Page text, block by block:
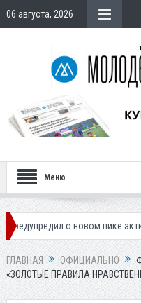
06 августа, 2026
Меню
о новом пике активности
ГЛАВНАЯ ОФИЦИАЛЬНО
«ЗОЛОТЫЕ ПРАВИЛА